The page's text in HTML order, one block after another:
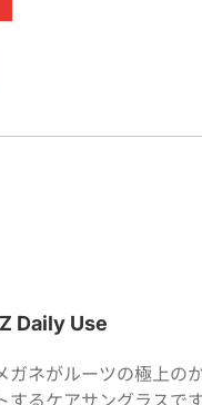
Daily Use
ガネがルーツの極上の
するケアサングラスで